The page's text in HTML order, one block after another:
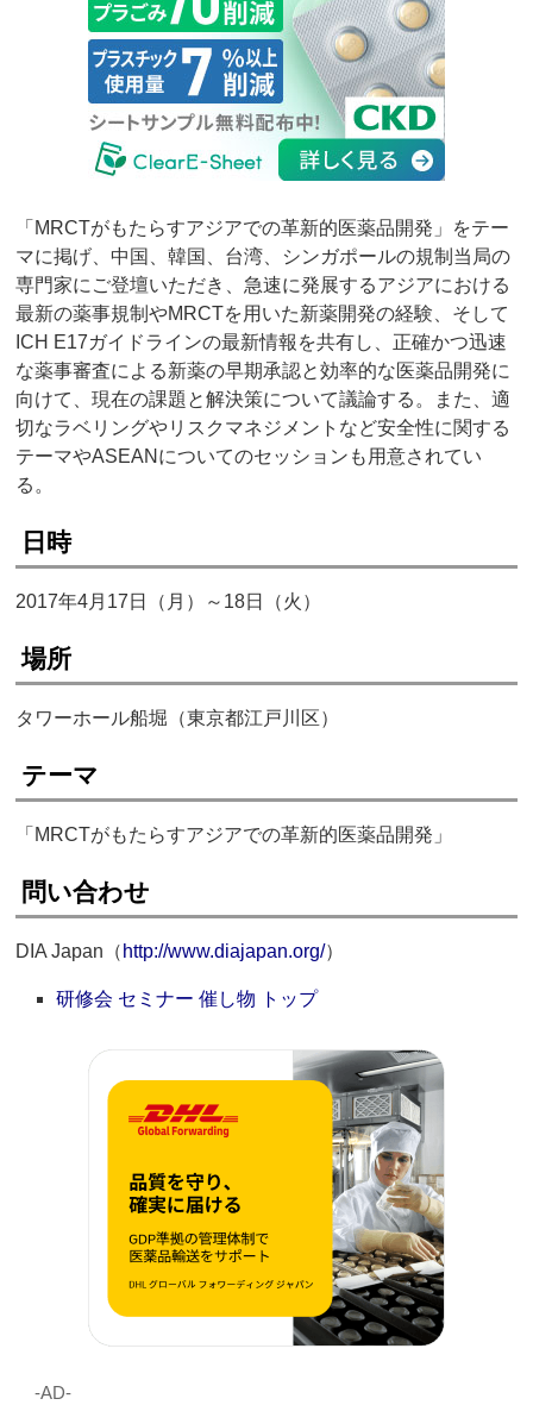
「MRCTがもたらすアジアでの革新的医薬品開発」をテー
マに掲げ、中国、韓国、台湾、シンガポールの規制当局の
専門家にご登壇いただき、急速に発展するアジアにおける
最新の薬事規制やMRCTを用いた新薬開発の経験、そして
ICH E17ガイドラインの最新情報を共有し、正確かつ迅速
な薬事審査による新薬の早期承認と効率的な医薬品開発に
向けて、現在の課題と解決策について議論する。また、適
切なラベリングやリスクマネジメントなど安全性に関する
テーマやASEANについてのセッションも用意されてい
る。
日時
2017年4月17日（月）～18日（火）
場所
タワーホール船堀（東京都江戸川区）
テーマ
「MRCTがもたらすアジアでの革新的医薬品開発」
問い合わせ
DIA Japan（ http://www.diajapan.org/）
研修会 セミナー 催し物 トップ
‐AD‐